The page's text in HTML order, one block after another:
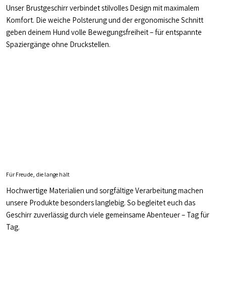
Unser Brustgeschirr verbindet stilvolles Design mit maximalem
Komfort. Die weiche Polsterung und der ergonomische Schnitt
geben deinem Hund volle Bewegungsfreiheit – für entspannte
Spaziergänge ohne Druckstellen.
Für Freude, die lange hält
Hochwertige Materialien und sorgfältige Verarbeitung machen
unsere Produkte besonders langlebig. So begleitet euch das
Geschirr zuverlässig durch viele gemeinsame Abenteuer – Tag für
Tag.